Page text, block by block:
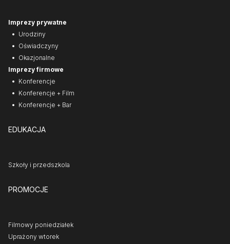
Imprezy prywatne
Urodziny
Oświadczyny
Okazjonalne
Imprezy firmowe
Konferencje
Konferencje + Film
Konferencje + Bar
EDUKACJA
Szkoły i przedszkola
PROMOCJE
Filmowy poniedziałek
Uprażony wtorek